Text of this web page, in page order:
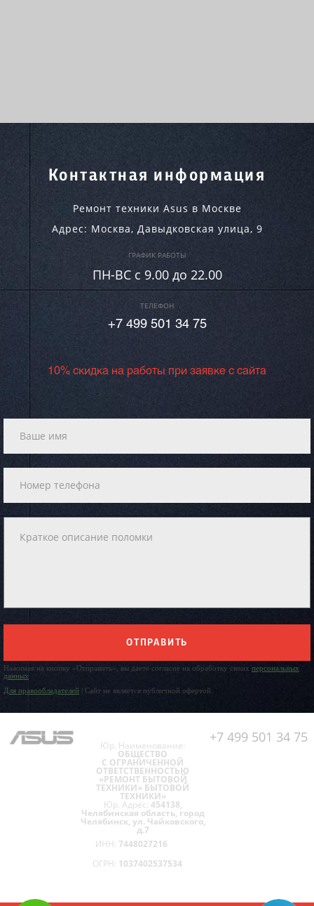
Контактная информация
Ремонт техники Asus в Москве
Адрес: Москва, Давыдковская улица, 9
ГРАФИК РАБОТЫ
ПН-ВC c 9.00 до 22.00
ТЕЛЕФОН
+7 499 501 34 75
10% скидка на работы при заявке с сайта
ОТПРАВИТЬ
Нажимая на кнопку «Отправить», вы даете согласие на обработку своих персональных
данных
Для правообладателей | Сайт не является публичной офертой.
+7 499 501 34 75
Юр. Наименование:
ОБЩЕСТВО
С ОГРАНИЧЕННОЙ
ОТВЕТСТВЕННОСТЬЮ
«РЕМОНТ БЫТОВОЙ
ТЕХНИКИ» БЫТОВОЙ
ТЕХНИКИ»
Юр. Адрес: 454138,
Челябинская область, город
Челябинск, ул. Чайковского,
д.7
ИНН: 7448027216
ОГРН: 1037402537534